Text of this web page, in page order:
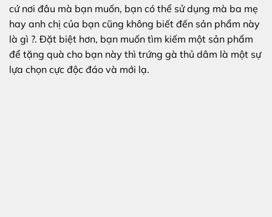
cứ nơi đâu mà bạn muốn, bạn có thể sử dụng mà ba mẹ
hay anh chị của bạn cũng không biết đến sản phẩm này
là gì ?. Đặt biệt hơn, bạn muốn tìm kiếm một sản phẩm
để tặng quà cho bạn này thì trứng gà thủ dâm là một sự
lựa chọn cực độc đáo và mới lạ.